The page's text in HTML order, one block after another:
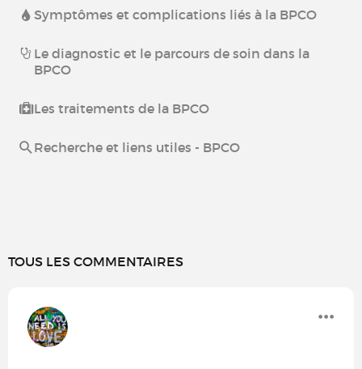
Symptômes et complications liés à la BPCO
Le diagnostic et le parcours de soin dans la
BPCO
Les traitements de la BPCO
Recherche et liens utiles - BPCO
TOUS LES COMMENTAIRES